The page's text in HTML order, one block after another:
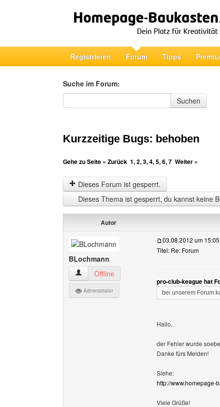
Registrieren Forum Tipps
Suche im Forum:
Suche im Forum
Suchen
Kurzzeitige Bugs: behoben
Gehe zu Seite « Zurück 1,2,3,4,5,6,7 Weiter »
Dieses Forum ist gesperrt.
Dieses Thema ist gesperrt, du kannst keine
Autor
BLochmann
BLochmann Benutzer-Profile anzeigen
Offline
Administrator
03.08.2012 um 15:05
Titel: Re: Forum
pro-club-keague hat
bei unserem Forum
Hallo,
der Fehler wurde
Danke fürs Melden!
Siehe:
http://www.homepage-
Viele Grüße!